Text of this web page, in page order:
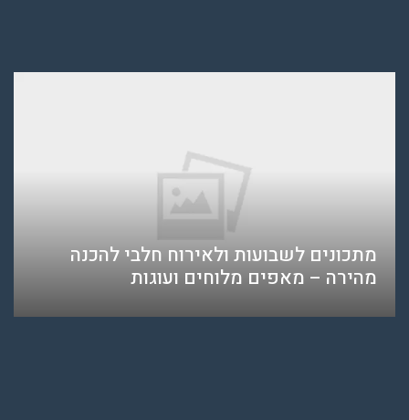
מתכונים לשבועות ולאירוח חלבי להכנה
מהירה – מאפים מלוחים ועוגות